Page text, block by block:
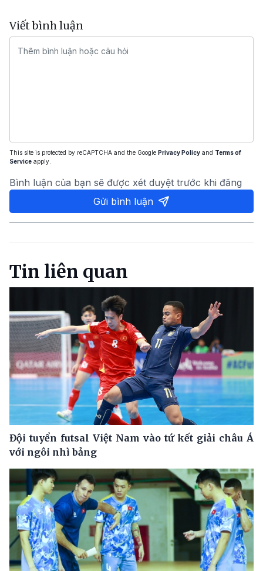
Viết bình luận
This site is protected by reCAPTCHA and the Google Privacy Policy and Terms of
Service apply.
Bình luận của bạn sẽ được xét duyệt trước khi đăng
Gửi bình luận
Tin liên quan
Đội tuyển futsal Việt Nam vào tứ kết giải châu Á
với ngôi nhì bảng